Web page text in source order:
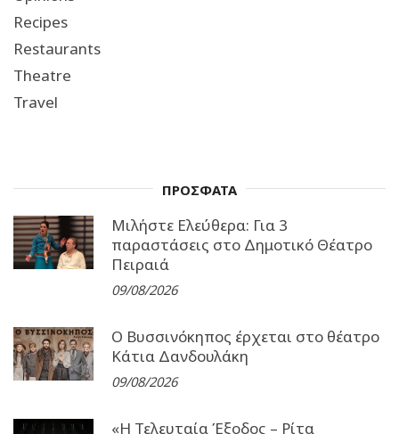
Recipes
Restaurants
Theatre
Travel
ΠΡΟΣΦΑΤΑ
Μιλήστε Ελεύθερα: Για 3
παραστάσεις στο Δημοτικό Θέατρο
Πειραιά
09/08/2026
Ο Βυσσινόκηπος έρχεται στο θέατρο
Κάτια Δανδουλάκη
09/08/2026
«Η Τελευταία Έξοδος – Ρίτα